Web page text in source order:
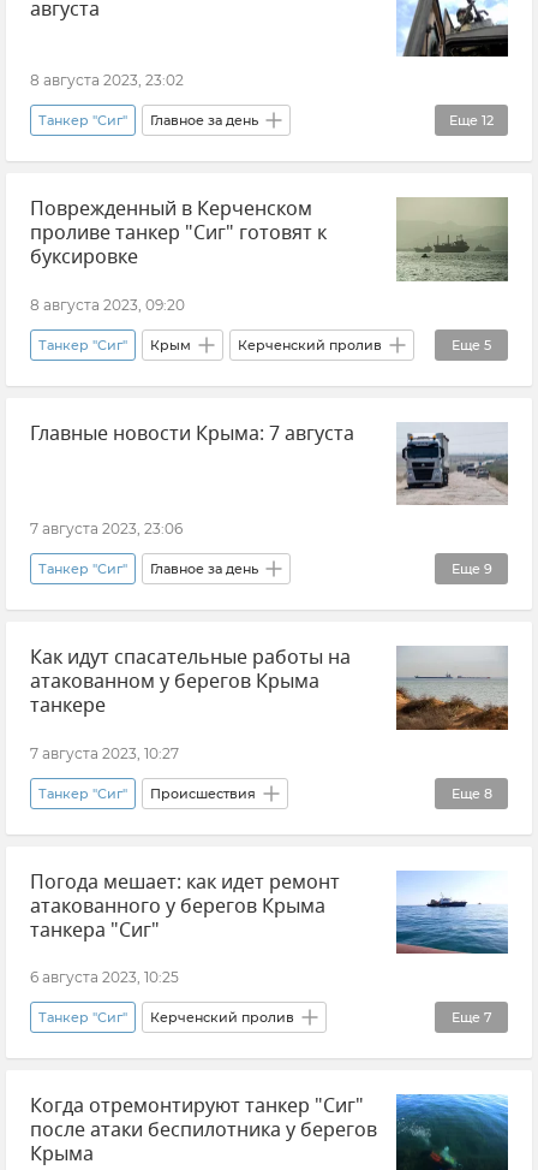
Ростовская область
августа
8 августа 2023, 23:02
Еще 12
Танкер "Сиг" Главное за день
Новости СВО Херсонская область
Владимир Сальдо
Министерство обороны РФ
Керченский пролив Новые регионы России
Обстрелы ВСУ
Поврежденный в Керченском
проливе танкер "Сиг" готовят к
буксировке
8 августа 2023, 09:20
Еще 5
Танкер "Сиг" Крым Керченский пролив
Беспилотные катера Происшествия
РосМорРечФлот Экология
Главные новости Крыма: 7 августа
7 августа 2023, 23:06
Еще 9
Танкер "Сиг" Главное за день
Новости Крыма Крым Крымский мост
Вода в Крыму
Земля в Крыму для участников СВО
Большая Севастопольская тропа
ДТП в Крыму и Севастополе
Как идут спасательные работы на
атакованном у берегов Крыма
танкере
7 августа 2023, 10:27
Еще 8
Танкер "Сиг" Происшествия
Керченский пролив Крым
Новости Крыма РосМорРечФлот
Черное море
Беспилотник (БПЛА, дрон)
Погода мешает: как идет ремонт
атакованного у берегов Крыма
танкера "Сиг"
6 августа 2023, 10:25
Еще 7
Танкер "Сиг" Керченский пролив
Черное море Беспилотник (БПЛА, дрон)
Происшествия
ВСУ (Вооруженные силы Украины)
Когда отремонтируют танкер "Сиг"
после атаки беспилотника у берегов
Крыма